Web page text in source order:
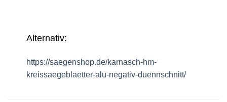
Alternativ:
https://saegenshop.de/karnasch-hm-
kreissaegeblaetter-alu-negativ-duennschnitt/